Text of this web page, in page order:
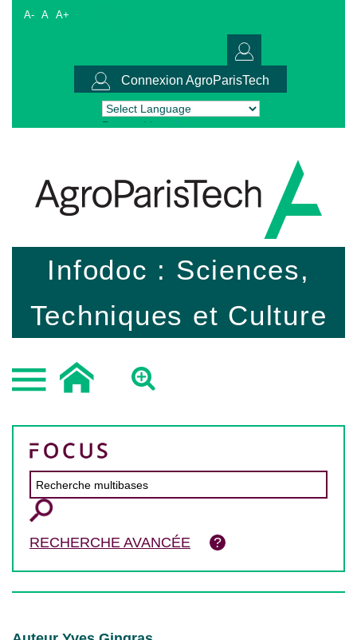
A- A A+
Connexion AgroParisTech
Powered by Translate
Infodoc : Sciences,
Techniques et Culture
RECHERCHE AVANCÉE